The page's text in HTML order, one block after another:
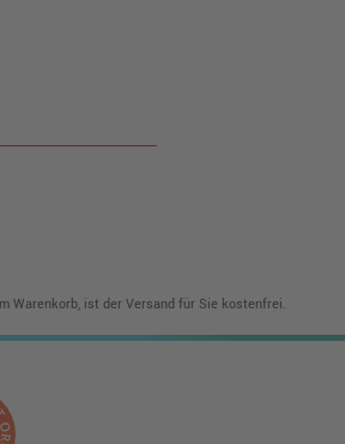
Warenkorb, ist der Versand für Sie kostenfrei.